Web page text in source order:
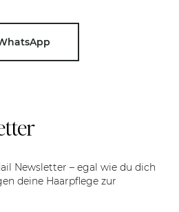
Newsletter – egal wie du dich
deine Haarpflege zur